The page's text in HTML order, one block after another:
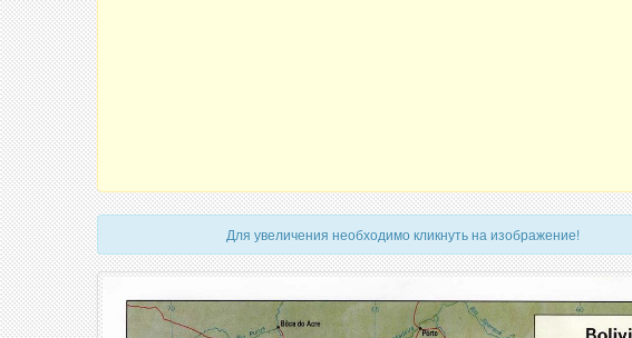
Для увеличения необходимо кликнуть на изображение!